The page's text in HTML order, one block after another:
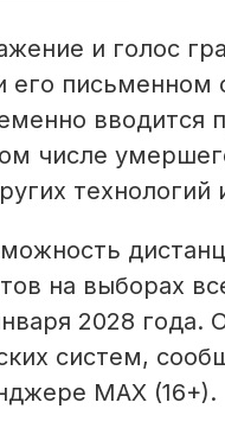
и голос
его письменном
вводится
числе
технологий
на выборах
2028 года.
систем,
MAX (16+).